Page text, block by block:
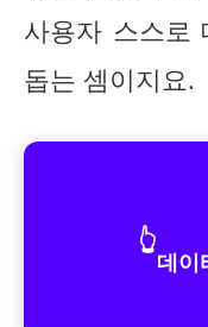
사용자 스스로
돕는 셈이지요.
👆
데이